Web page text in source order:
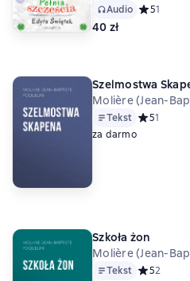
Audio Средний
51
40 zł
Szelmostwa
Molière (Jean-
Tekst Средний
51
za darmo
Szkoła żon
Molière (Jean-
Tekst Средний
52